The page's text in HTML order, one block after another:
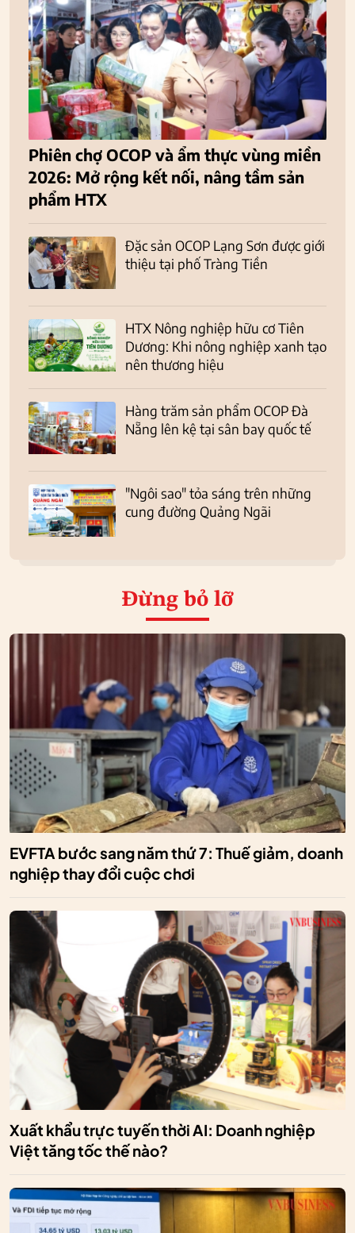
Phiên chợ OCOP và ẩm thực vùng miền
2026: Mở rộng kết nối, nâng tầm sản
phẩm HTX
Đặc sản OCOP Lạng Sơn được giới
thiệu tại phố Tràng Tiền
HTX Nông nghiệp hữu cơ Tiên
Dương: Khi nông nghiệp xanh tạo
nên thương hiệu
Hàng trăm sản phẩm OCOP Đà
Nẵng lên kệ tại sân bay quốc tế
"Ngôi sao" tỏa sáng trên những
cung đường Quảng Ngãi
Đừng bỏ lỡ
EVFTA bước sang năm thứ 7: Thuế giảm, doanh
nghiệp thay đổi cuộc chơi
Xuất khẩu trực tuyến thời AI: Doanh nghiệp
Việt tăng tốc thế nào?